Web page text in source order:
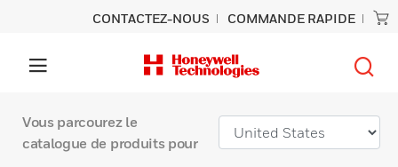
CONTACTEZ-NOUS COMMANDE RAPIDE
Vous parcourez le
catalogue de produits pour